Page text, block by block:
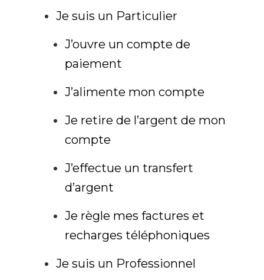
Je suis un Particulier
J’ouvre un compte de
paiement
J’alimente mon compte
Je retire de l’argent de mon
compte
J’effectue un transfert
d’argent
Je règle mes factures et
recharges téléphoniques
Je suis un Professionnel